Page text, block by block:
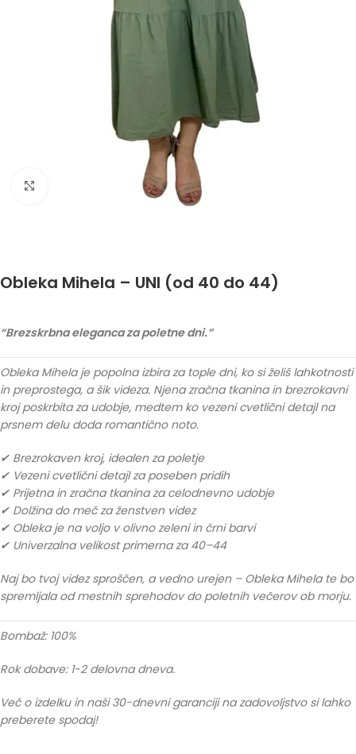
Obleka Mihela – UNI (od 40 do 44)
“Brezskrbna eleganca za poletne dni.”
Obleka Mihela je popolna izbira za tople dni, ko si želiš lahkotnosti
in preprostega, a šik videza. Njena zračna tkanina in brezrokavni
kroj poskrbita za udobje, medtem ko vezeni cvetlični detajl na
prsnem delu doda romantično noto.
✔ Brezrokaven kroj, idealen za poletje
✔ Vezeni cvetlični detajl za poseben pridih
✔ Prijetna in zračna tkanina za celodnevno udobje
✔ Dolžina do meč za ženstven videz
✔ Obleka je na voljo v olivno zeleni in črni barvi
✔ Univerzalna velikost primerna za 40–44
Naj bo tvoj videz sproščen, a vedno urejen – Obleka Mihela te bo
spremljala od mestnih sprehodov do poletnih večerov ob morju.
Bombaž: 100%
Rok dobave: 1-2 delovna dneva.
Več o izdelku in naši 30-dnevni garanciji na zadovoljstvo si lahko
preberete spodaj!